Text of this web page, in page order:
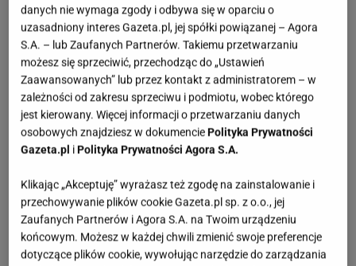
danych nie wymaga zgody i odbywa się w oparciu o
uzasadniony interes Gazeta.pl, jej spółki powiązanej – Agora
S.A. – lub Zaufanych Partnerów. Takiemu przetwarzaniu
możesz się sprzeciwić, przechodząc do „Ustawień
Zaawansowanych” lub przez kontakt z administratorem – w
zależności od zakresu sprzeciwu i podmiotu, wobec którego
jest kierowany. Więcej informacji o przetwarzaniu danych
osobowych znajdziesz w dokumenciePolityka Prywatności
Gazeta.pl iPolityka Prywatności Agora S.A.
Klikając „Akceptuję” wyrażasz też zgodę na zainstalowanie i
przechowywanie plików cookie Gazeta.pl sp. z o.o., jej
Zaufanych Partnerów i Agora S.A. na Twoim urządzeniu
końcowym. Możesz w każdej chwili zmienić swoje preferencje
dotyczące plików cookie, wywołując narzędzie do zarządzania